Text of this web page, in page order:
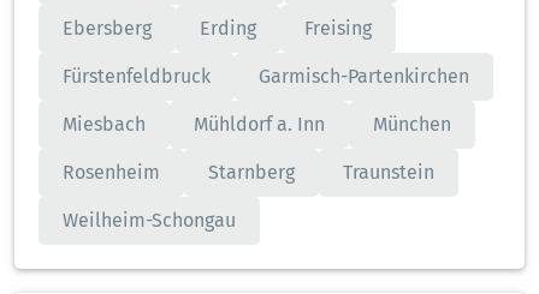
Ebersberg Erding Freising
Fürstenfeldbruck Garmisch-Partenkirchen
Miesbach Mühldorf a. Inn München
Rosenheim Starnberg Traunstein
Weilheim-Schongau